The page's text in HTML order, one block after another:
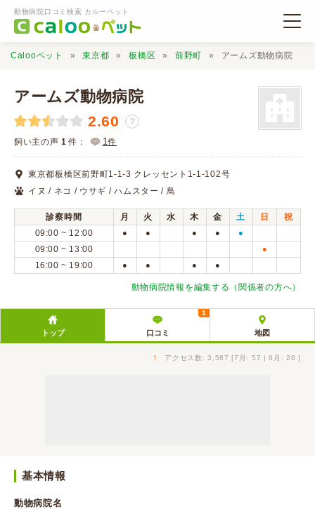
動物病院口コミ検索 カルーペット
動物病院検索
口コミ検索
Calooペットとは？
口コミ投稿
Calooペット 東京都 板橋区 前野町 アームズ動物病院
アームズ動物病院
2.60 ？
飼い主の声 1 件： 1件
東京都板橋区前野町1-1-3 クレッセント1-1-102号
イヌ / ネコ / ウサギ / ハムスター / 鳥
診察時間 月 火 水 木 金 土 日
祝
09:00 ~ 12:00
● ● ● ● ●
09:00 ~ 13:00 ●
16:00 ~ 19:00 ● ● ● ●
動物病院情報を編集する（関係者の方へ）
トップ 口コミ
1
地図
↑ アクセス数: 3,587 [7月: 57 | 6月: 26 ]
基本情報
動物病院名